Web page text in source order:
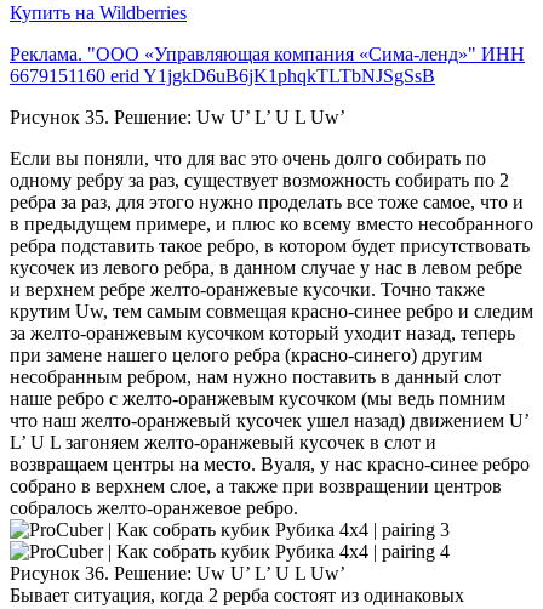
Купить на Wildberries
Реклама. "ООО «Управляющая компания «Сима-ленд»" ИНН
6679151160 erid Y1jgkD6uB6jK1phqkTLTbNJSgSsB
Рисунок 35. Решение: Uw U’ L’ U L Uw’
Если вы поняли, что для вас это очень долго собирать по
одному ребру за раз, существует возможность собирать по 2
ребра за раз, для этого нужно проделать все тоже самое, что и
в предыдущем примере, и плюс ко всему вместо несобранного
ребра подставить такое ребро, в котором будет присутствовать
кусочек из левого ребра, в данном случае у нас в левом ребре
и верхнем ребре желто-оранжевые кусочки. Точно также
крутим Uw, тем самым совмещая красно-синее ребро и следим
за желто-оранжевым кусочком который уходит назад, теперь
при замене нашего целого ребра (красно-синего) другим
несобранным ребром, нам нужно поставить в данный слот
наше ребро с желто-оранжевым кусочком (мы ведь помним
что наш желто-оранжевый кусочек ушел назад) движением U’
L’ U L загоняем желто-оранжевый кусочек в слот и
возвращаем центры на место. Вуаля, у нас красно-синее ребро
собрано в верхнем слое, а также при возвращении центров
собралось желто-оранжевое ребро.
Рисунок 36. Решение: Uw U’ L’ U L Uw’
Бывает ситуация, когда 2 рерба состоят из одинаковых